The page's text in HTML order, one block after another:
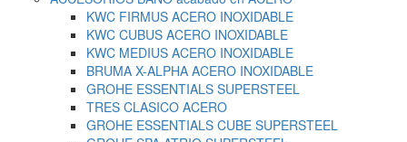
KWC FIRMUS ACERO INOXIDABLE
KWC CUBUS ACERO INOXIDABLE
KWC MEDIUS ACERO INOXIDABLE
BRUMA X-ALPHA ACERO INOXIDABLE
GROHE ESSENTIALS SUPERSTEEL
TRES CLASICO ACERO
GROHE ESSENTIALS CUBE SUPERSTEEL